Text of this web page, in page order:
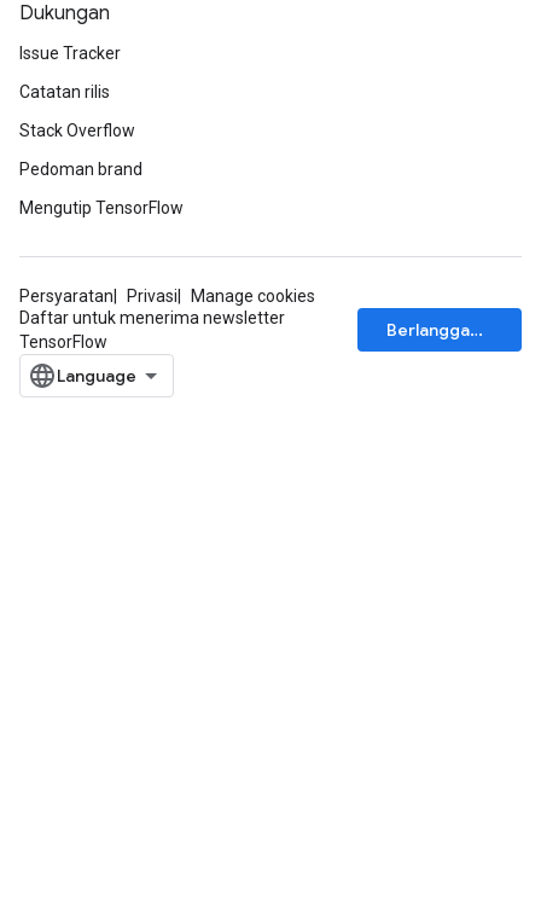
Dukungan
Issue Tracker
Catatan rilis
Stack Overflow
Pedoman brand
Mengutip TensorFlow
Persyaratan Privasi
Manage cookies
Daftar untuk menerima newsletter
TensorFlow
Berlangganan